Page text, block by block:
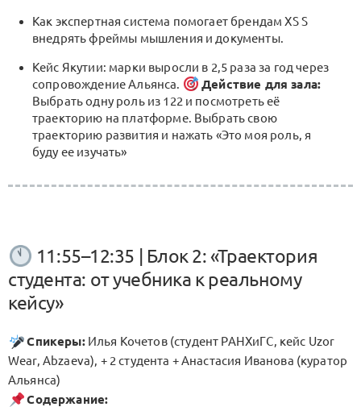
Как экспертная система помогает брендам XS S
внедрять фреймы мышления и документы.
Кейс Якутии: марки выросли в 2,5 раза за год через
сопровождение Альянса.
Действие для зала:
Выбрать одну роль из 122 и посмотреть её
траекторию на платформе. Выбрать свою
траекторию развития и нажать «Это моя роль, я
буду ее изучать»
11:55–12:35 | Блок 2: «Траектория
студента: от учебника к реальному
кейсу»
Спикеры:Илья Кочетов (студент РАНХиГС, кейс Uzor
Wear, Abzaeva), + 2 студента + Анастасия Иванова (куратор
Альянса)
Содержание: